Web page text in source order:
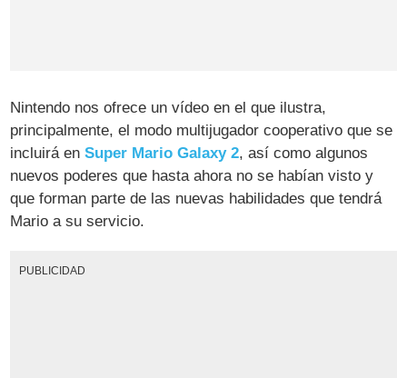
Nintendo nos ofrece un vídeo en el que ilustra,
principalmente, el modo multijugador cooperativo que se
incluirá enSuper Mario Galaxy 2, así como algunos
nuevos poderes que hasta ahora no se habían visto y
que forman parte de las nuevas habilidades que tendrá
Mario a su servicio.
PUBLICIDAD